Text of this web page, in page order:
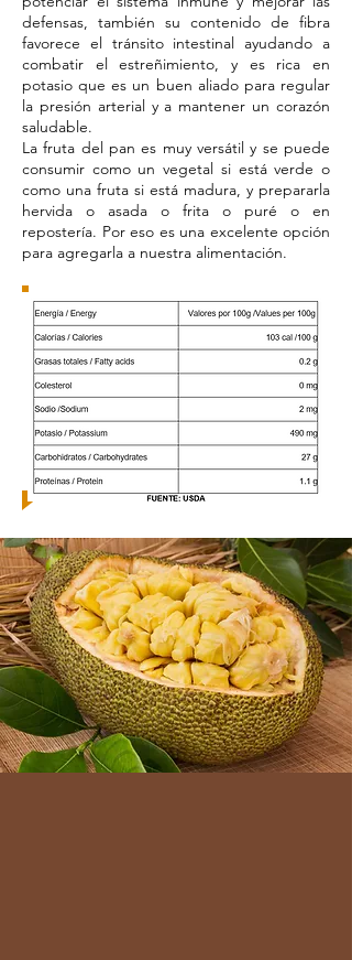
defensas, también su contenido de fibra
favorece el tránsito intestinal ayudando a
combatir el estreñimiento, y es rica en
potasio que es un buen aliado para regular
la presión arterial y a mantener un corazón
saludable.
La fruta del pan es muy versátil y se puede
consumir como un vegetal si está verde o
como una fruta si está madura, y prepararla
hervida o asada o frita o puré o en
repostería. Por eso es una excelente opción
para agregarla a nuestra alimentación.